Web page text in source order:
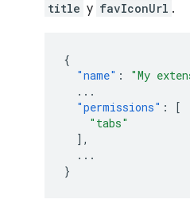
title y favIconUrl .
{
"name" : "My
...
"permissions" :
[
"tabs"
],
...
}